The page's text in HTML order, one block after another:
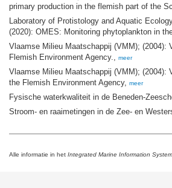
primary production in the flemish part of the
Laboratory of Protistology and Aquatic
(2020): OMES: Monitoring phytoplankton in
Vlaamse Milieu Maatschappij (VMM); (2004):
Flemish Environment Agency.,
meer
Vlaamse Milieu Maatschappij (VMM); (2004):
the Flemish Environment Agency,
meer
Fysische waterkwaliteit in de Beneden-
Stroom- en raaimetingen in de Zee- en
Alle informatie in het Integrated Marine Information System